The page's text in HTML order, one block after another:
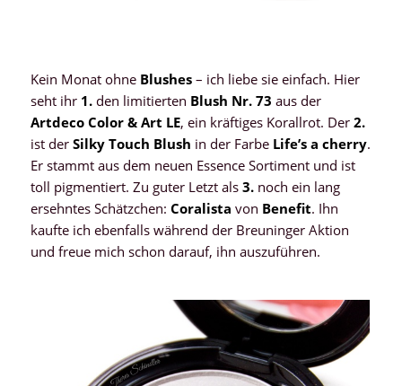
Kein Monat ohne Blushes– ich liebe sie einfach. Hier
seht ihr1.den limitierten Blush Nr. 73 aus der
Artdeco Color & Art LE, ein kräftiges Korallrot. Der 2.
ist derSilky Touch Blush in der Farbe Life’s a cherry.
Er stammt aus dem neuen Essence Sortiment und ist
toll pigmentiert. Zu guter Letzt als3.noch ein lang
ersehntes Schätzchen: Coralista von Benefit. Ihn
kaufte ich ebenfalls während der Breuninger Aktion
und freue mich schon darauf, ihn auszuführen.